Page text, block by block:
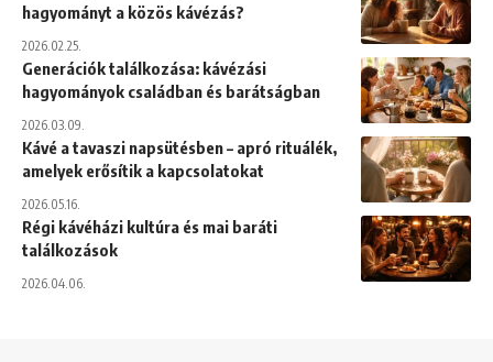
hagyományt a közös kávézás?
2026.02.25.
Generációk találkozása: kávézási
hagyományok családban és barátságban
2026.03.09.
Kávé a tavaszi napsütésben – apró rituálék,
amelyek erősítik a kapcsolatokat
2026.05.16.
Régi kávéházi kultúra és mai baráti
találkozások
2026.04.06.